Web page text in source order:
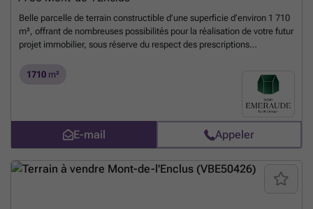
Belle parcelle de terrain constructible d’une superficie d’environ 1 710
m², offrant de nombreuses possibilités pour la réalisation de votre futur
projet immobilier, sous réserve du respect des prescriptions
généreuses : Largeur : environ 22 mètres Profondeur : environ 80
mètres Le revenu cadastral sera déterminé à la suite de la division de
la parcelle. Publicité à caractère non contractuel et ne constituant pas
une offre. Les propriétaires se réservent le droit de décider librement
d’accepter ou de refuser toute offre soumise pour leur bien.En savoir
1710 m²
E-mail Appeler